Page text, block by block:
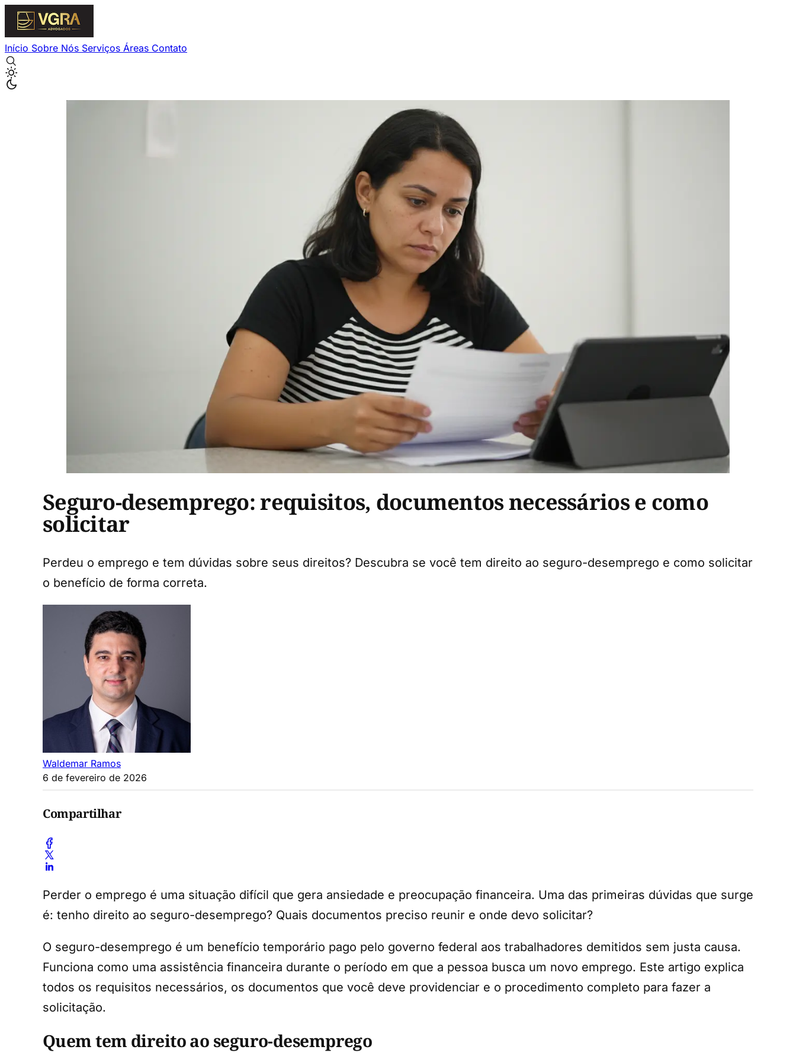
Início Sobre Nós Serviços Áreas Contato
Seguro-desemprego: requisitos, documentos necessários e como
solicitar
Perdeu o emprego e tem dúvidas sobre seus direitos? Descubra se você tem direito ao seguro-desemprego e como solicitar
o benefício de forma correta.
Waldemar Ramos
6 de fevereiro de 2026
Compartilhar
Perder o emprego é uma situação difícil que gera ansiedade e preocupação financeira. Uma das primeiras dúvidas que surge
é: tenho direito ao seguro-desemprego? Quais documentos preciso reunir e onde devo solicitar?
O seguro-desemprego é um benefício temporário pago pelo governo federal aos trabalhadores demitidos sem justa causa.
Funciona como uma assistência financeira durante o período em que a pessoa busca um novo emprego. Este artigo explica
todos os requisitos necessários, os documentos que você deve providenciar e o procedimento completo para fazer a
solicitação.
Quem tem direito ao seguro-desemprego